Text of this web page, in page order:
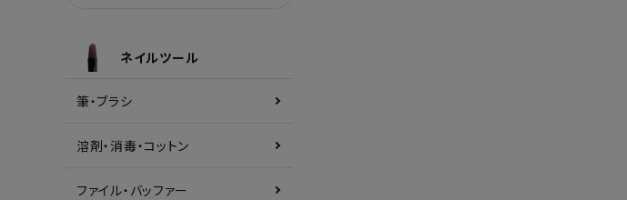
ネイルツール
筆・ブラシ
溶剤・消毒・コットン
ファイル・バッファー